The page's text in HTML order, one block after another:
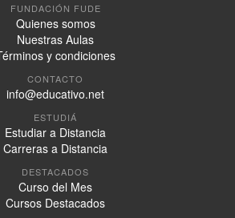
FUNDACIÓN FUDE
Quienes somos
Nuestras Aulas
y condiciones
CONTACTO
info@educativo.net
ESTUDIÁ
Estudiar a Distancia
Carreras a Distancia
DESTACADOS
Curso del Mes
Cursos Destacados